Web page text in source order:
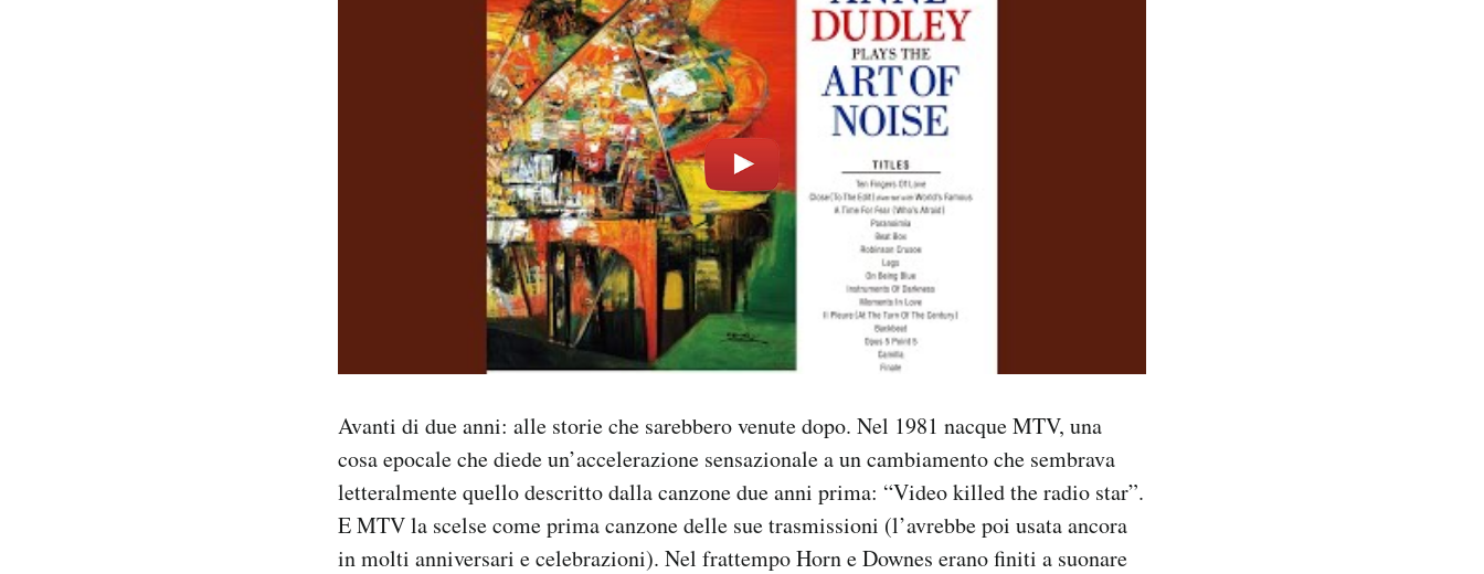
Avanti di due anni: alle storie che sarebbero venute dopo. Nel 1981 nacque MTV, una
cosa epocale che diede un’accelerazione sensazionale a un cambiamento che sembrava
letteralmente quello descritto dalla canzone due anni prima: “Video killed the radio star”.
E MTV la scelse come prima canzone delle sue trasmissioni (l’avrebbe poi usata ancora
in molti anniversari e celebrazioni). Nel frattempo Horn e Downes erano finiti a suonare